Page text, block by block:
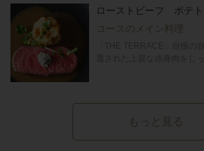
ローストビーフ ポテト
コースのメイン料理
もっと見る